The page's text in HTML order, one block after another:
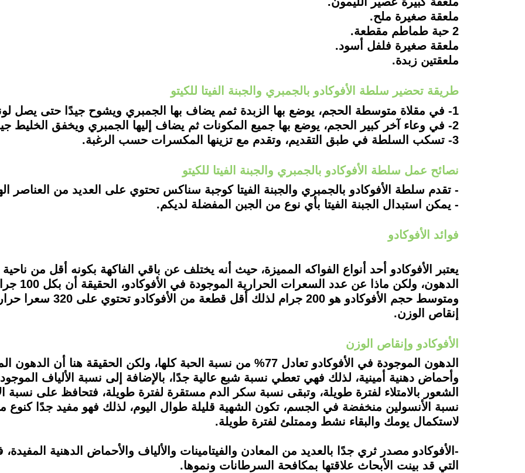
ملعقة صغيرة ملح.
2 حبة طماطم مقطعة.
ملعقة صغيرة فلفل أسود.
ملعقتين زبدة.
طريقة تحضير سلطة الأفوكادو بالجمبري والجبنة الفيتا للكيتو
1- في مقلاة متوسطة الحجم، يوضع بها الزبدة ثمم يضاف بها الجمبري ويشوح جيدًا حتى يصل لونه اللون الذهبي.
2- في وعاء آخر كبير الحجم، يوضع بها جميع المكونات ثم يضاف إليها الجمبري ويخفق الخليط جيدًا ثم يتبل بالملح والفلفل الأسود.
3- تسكب السلطة في طبق التقديم، وتقدم مع تزينها المكسرات حسب الرغبة.
نصائح عمل سلطة الأفوكادو بالجمبري والجبنة الفيتا للكيتو
- تقدم سلطة الأفوكادو بالجمبري والجبنة الفيتا كوجبة سناكس تحتوي على العديد من العناصر
- يمكن استبدال الجبنة الفيتا بأي نوع من الجبن المفضلة لديكم.
فوائد الأفوكادو
يعتبر الأفوكادو أحد أنواع الفواكه المميزة، حيث أنه يختلف عن باقي الفاكهة بكونه أقل من
ومتوسط حجم الأفوكادو هو
إنقاص الوزن.
الأفوكادو وإنقاص الوزن
الدهون الموجودة في الأفوكادو تعادل 77% من نسبة الحبة كلها، ولكن
وأحماض دهنية أمينية، لذلك فهي تعطي نسبة شبع عالية جدًا، بالإضافة إلى نسبة الألياف
الشعور بالامتلاء لفترة طويلة، وتبقى نسبة سكر الدم مستقرة لفترة طويلة، فتحافظ على نسبة
نسبة الأنسولين منخفضة في الجسم، تكون الشهية قليلة طوال اليوم، لذلك فهو مفيد جدًا كنوع
لاستكمال يومك والبقاء نشط وممتلئ لفترة طويلة.
-الأفوكادو مصدر ثري جدًا بالعديد من المعادن والفيتامينات والألياف والأحماض الدهنية المفيدة،
التي قد بينت الأبحاث علاقتها بمكافحة السرطانات ونموها.